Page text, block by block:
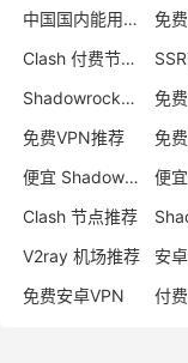
中国国内能用的翻墙VPN推荐
免
Clash 付费节点购买
Shadowrocket 地址
免
免费VPN推荐
免
便宜 Shadowsocks 购买
Clash 节点推荐
V2ray 机场推荐
免费安卓VPN